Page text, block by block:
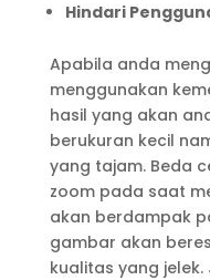
Hindari
Apabila anda
menggunakan
hasil yang akan
berukuran kecil
yang tajam. Beda
zoom pada saat
akan berdampak
gambar akan
kualitas yang